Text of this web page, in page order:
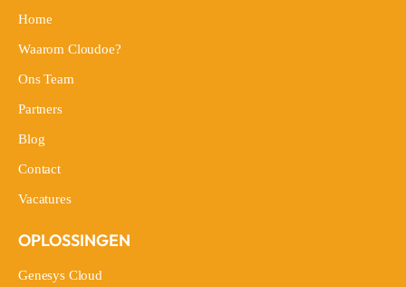
Home
Waarom Cloudoe?
Ons Team
Partners
Blog
Contact
Vacatures
OPLOSSINGEN
Genesys Cloud